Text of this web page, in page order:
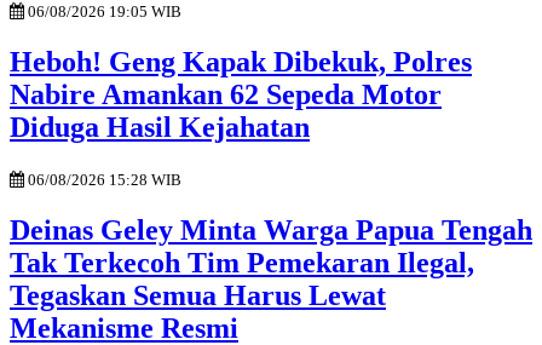
06/08/2026 19:05 WIB
Heboh! Geng Kapak Dibekuk, Polres
Nabire Amankan 62 Sepeda Motor
Diduga Hasil Kejahatan
06/08/2026 15:28 WIB
Deinas Geley Minta Warga Papua Tengah
Tak Terkecoh Tim Pemekaran Ilegal,
Tegaskan Semua Harus Lewat
Mekanisme Resmi